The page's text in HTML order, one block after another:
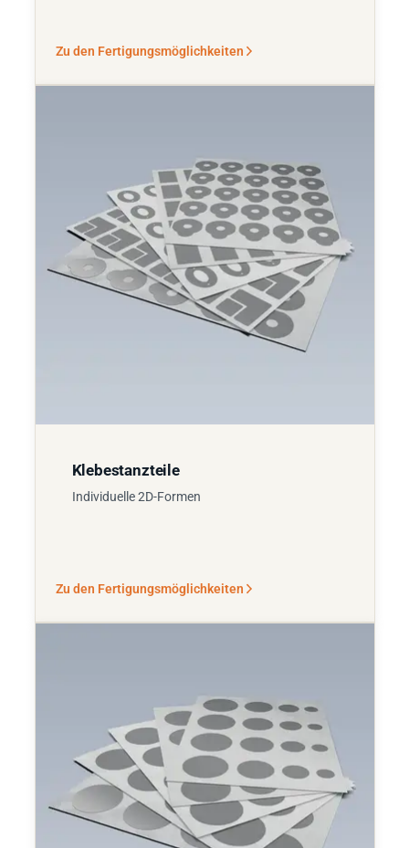
Zu den Fertigungsmöglichkeiten
Klebestanzteile
Individuelle 2D-Formen
Zu den Fertigungsmöglichkeiten